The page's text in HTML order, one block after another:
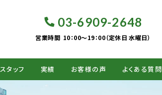
03-6909-2648
営業時間 10：00～19：00（定休日 水曜日）
スタッフ 実績 お客様の声 よくある質問